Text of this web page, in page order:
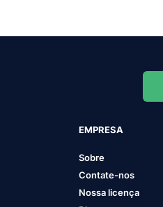
EMPRESA
Sobre
Contate-nos
Nossa licença